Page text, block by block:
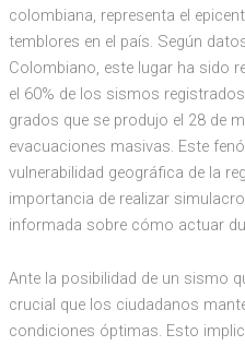
colombiana, representa el
temblores en el país. Según
Colombiano, este lugar ha sido
el 60% de los sismos
grados que se produjo el 28 de
evacuaciones masivas. Este
vulnerabilidad geográfica de la
importancia de realizar
informada sobre cómo actuar
Ante la posibilidad de un sismo
crucial que los ciudadanos
condiciones óptimas. Esto